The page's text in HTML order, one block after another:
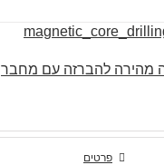
מהירה להברזה עם מחבר
פרטים